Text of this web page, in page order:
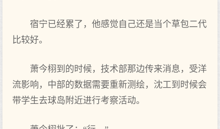
宿宁已经累了，他‌感觉自己还是当个草包二代
比较好。
萧今栩到的‌时候，技术部那边传来消息，受洋
流影响，中‌部的‌数据需要重新测绘，沈工到时候会‌
带学生去球岛附近进‌行考察活动。